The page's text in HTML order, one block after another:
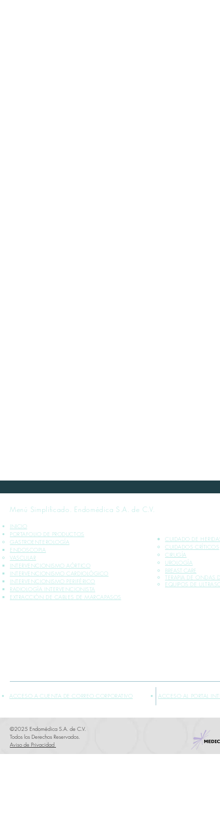
Menú Simplificado. Endomédica S.A. de C.V.
INICIO
PORTAFOLIO DE PRODUCTOS
GASTROENTEROLOGÍA
ENDOSCOPIA
VASCULAR
INTERVENCIONISMO AÓRTICO
INTERVENCIONISMO CARDIOLÓGICO
INTERVENCIONISMO PERIFÉRICO
RADIOLOGÍA INTERVENCIONISTA
EXTRACCIÓN DE CABLES DE MARCAPASOS
CUIDADO DE
CUIDADOS CRÍTICOS​
CIRUGÍA
UROLOGÍA
BREAST CARE
TERAPIA DE ONDAS
EQUIPOS DE
ACCESO A CUENTA DE CORREO CORPORATIVO ACCESO AL PORTAL
©2025 Endomédica S.A. de C.V.
Todos los Derechos Reservados.
Aviso de Privacidad